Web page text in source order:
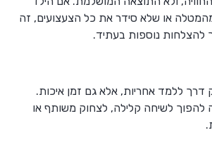
או שלא סידר את כל הצעצועים, זה
להצלחות נוספות בעתיד.
דרך ללמד אחריות, אלא גם זמן איכות.
להפוך לשיחה קלילה, לצחוק משותף או